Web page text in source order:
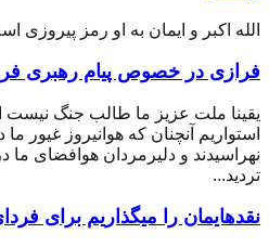
الله اکبر و ایمان به او رمز
فرازی در خصوص پیام رهبری
یقینا ملت عزیز ما طالب جنگ نیست
استواریم آنچنان که هوانیروز غیور ما
نهراسیدند و دلیرمردان هوافضای
تردید...
نقدهایمان را میگذاریم برای